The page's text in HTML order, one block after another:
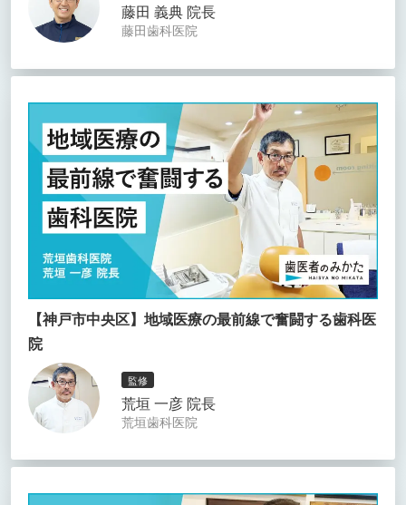
藤田 義典 院長
藤田歯科医院
【神戸市中央区】地域医療の最前線で奮闘する歯科医
院
監修
荒垣 一彦 院長
荒垣歯科医院